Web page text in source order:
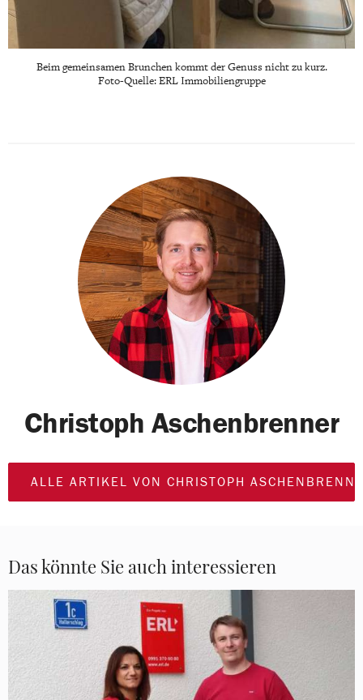
Beim gemeinsamen Brunchen kommt der Genuss nicht zu kurz.
Foto-Quelle: ERL Immobiliengruppe
Christoph Aschenbrenner
ALLE ARTIKEL VON CHRISTOPH
Das könnte Sie auch interessieren